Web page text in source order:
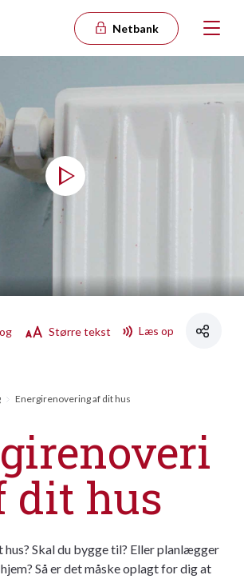
Netbank
Større tekst Læs op
Energirenovering af dit hus
dit hus
Skal du bygge til? Eller planlægger
Så er det måske oplagt for dig at